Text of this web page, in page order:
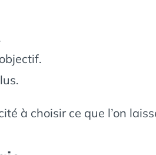
à choisir ce que l’on